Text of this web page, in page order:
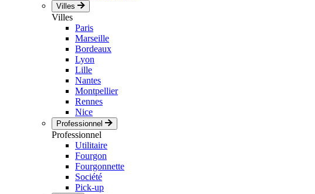
Villes
Villes
Paris
Marseille
Bordeaux
Lyon
Lille
Nantes
Montpellier
Rennes
Nice
Professionnel
Professionnel
Utilitaire
Fourgon
Fourgonnette
Société
Pick-up